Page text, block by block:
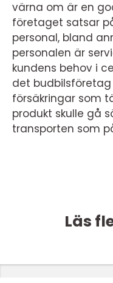
värna om är en
företaget satsar
personal, bland
personalen är
kundens behov i
det
försäkringar som
produkt skulle gå
transporten som
Läs